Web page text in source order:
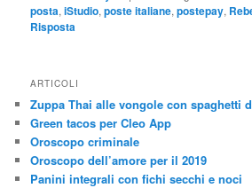
posta,iStudio,poste italiane,postepay,
Risposta
ARTICOLI
Zuppa Thai alle vongole con spaghetti
Green tacos per Cleo App
Oroscopo criminale
Oroscopo dell’amore per il 2019
Panini integrali con fichi secchi e noci